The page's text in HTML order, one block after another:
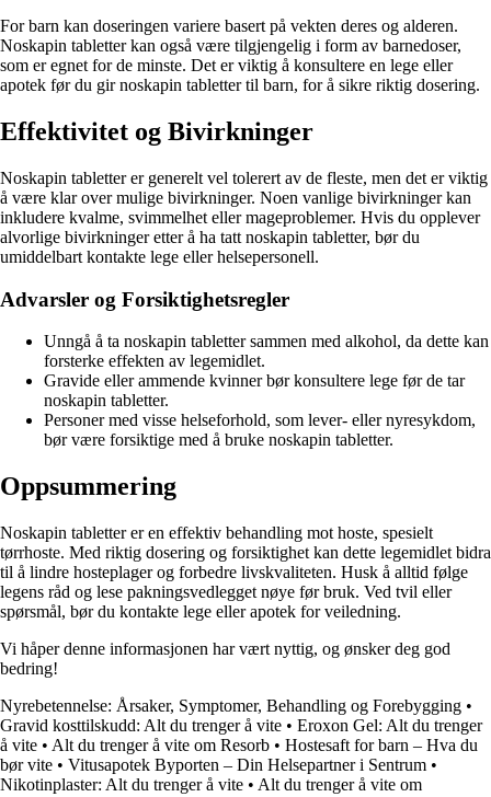
For barn kan doseringen variere basert på vekten deres og alderen.
Noskapin tabletter kan også være tilgjengelig i form av barnedoser,
som er egnet for de minste. Det er viktig å konsultere en lege eller
apotek før du gir noskapin tabletter til barn, for å sikre riktig dosering.
Effektivitet og Bivirkninger
Noskapin tabletter er generelt vel tolerert av de fleste, men det er viktig
å være klar over mulige bivirkninger. Noen vanlige bivirkninger kan
inkludere kvalme, svimmelhet eller mageproblemer. Hvis du opplever
alvorlige bivirkninger etter å ha tatt noskapin tabletter, bør du
umiddelbart kontakte lege eller helsepersonell.
Advarsler og Forsiktighetsregler
Unngå å ta noskapin tabletter sammen med alkohol, da dette kan
forsterke effekten av legemidlet.
Gravide eller ammende kvinner bør konsultere lege før de tar
noskapin tabletter.
Personer med visse helseforhold, som lever- eller nyresykdom,
bør være forsiktige med å bruke noskapin tabletter.
Oppsummering
Noskapin tabletter er en effektiv behandling mot hoste, spesielt
tørrhoste. Med riktig dosering og forsiktighet kan dette legemidlet bidra
til å lindre hosteplager og forbedre livskvaliteten. Husk å alltid følge
legens råd og lese pakningsvedlegget nøye før bruk. Ved tvil eller
spørsmål, bør du kontakte lege eller apotek for veiledning.
Vi håper denne informasjonen har vært nyttig, og ønsker deg god
bedring!
Nyrebetennelse: Årsaker, Symptomer, Behandling og Forebygging •
Gravid kosttilskudd: Alt du trenger å vite • Eroxon Gel: Alt du trenger
å vite • Alt du trenger å vite om Resorb • Hostesaft for barn – Hva du
bør vite • Vitusapotek Byporten – Din Helsepartner i Sentrum •
Nikotinplaster: Alt du trenger å vite • Alt du trenger å vite om